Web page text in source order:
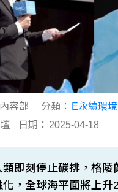
內容部 分類： E永續環境
日期： 2025-04-18
類即刻停止碳排，格
化，全球海平面將上升